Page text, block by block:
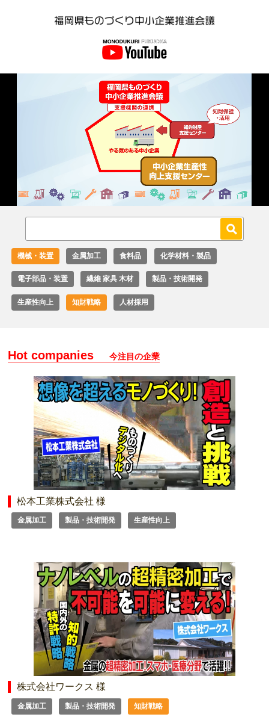
Unmute Loaded
機械・装置 金属加工 食料品 化学材料・製品
電子部品・装置 繊維 家具 木材 製品・技術開発
生産性向上 知財戦略 人材採用
Hot companies 今注目の企業
松本工業株式会社 様
金属加工 製品・技術開発 生産性向上
株式会社ワークス 様
金属加工 製品・技術開発 知財戦略